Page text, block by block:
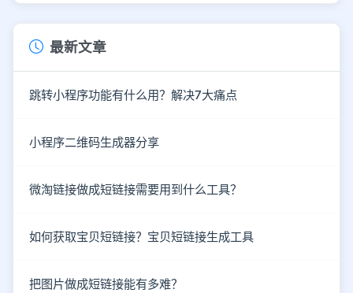
最新文章
跳转小程序功能有什么用？解决7大痛点
小程序二维码生成器分享
微淘链接做成短链接需要用到什么工具？
如何获取宝贝短链接？宝贝短链接生成工具
把图片做成短链接能有多难？